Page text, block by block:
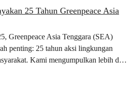
25 Tahun Greenpeace Asia
Greenpeace Asia Tenggara (SEA)
penting: 25 tahun aksi lingkungan
Kami mengumpulkan lebih dari
dan sekutu…